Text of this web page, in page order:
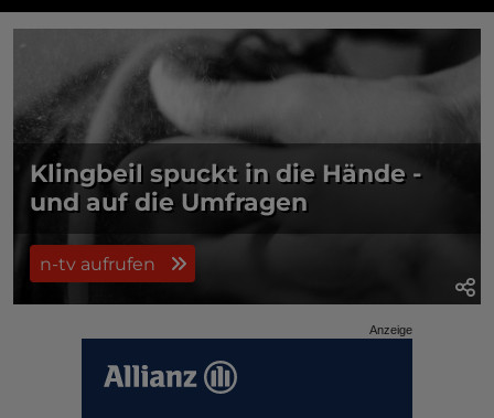
Klingbeil spuckt in die Hände -
und auf die Umfragen
n-tv aufrufen
Anzeige